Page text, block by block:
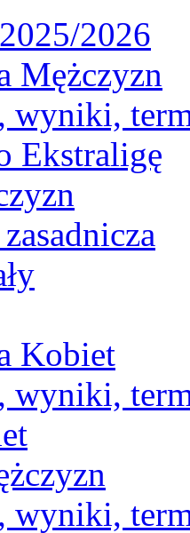
2026
Mężczyzn
wyniki,
Ekstraligę
Kobiet
wyniki,
wyniki,